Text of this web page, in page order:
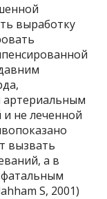
выработку
не леченной
вызвать
а в
фатальным
S, 2001)